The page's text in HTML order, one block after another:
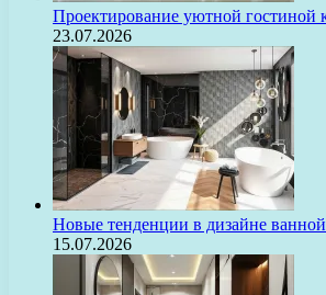
Проектирование уютной
23.07.2026
Новые тенденции в дизайне
15.07.2026